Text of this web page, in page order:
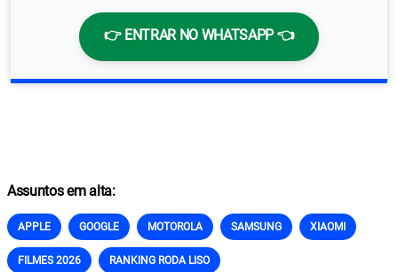
👉 ENTRAR NO WHATSAPP 👈
Assuntos em alta:
APPLE GOOGLE MOTOROLA SAMSUNG XIAOMI
FILMES 2026 RANKING RODA LISO